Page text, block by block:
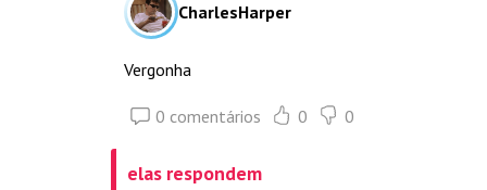
CharlesHarper
Vergonha
0 comentários 0 0
elas respondem